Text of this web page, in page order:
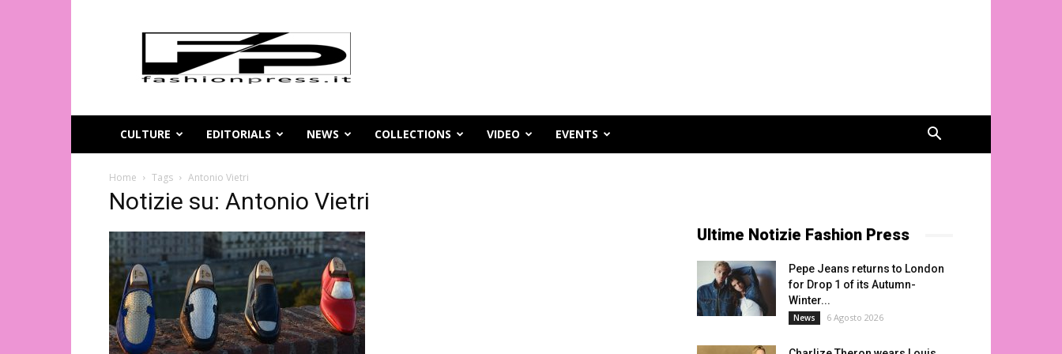
Magazine
moda
online
FashionPress.it
CULTURE
EDITORIALS NEWS COLLECTIONS VIDEO EVENTS
Home Tags Antonio Vietri
Notizie su: Antonio Vietri
Ultime Notizie Fashion Press
Pepe Jeans returns to London
for Drop 1 of its Autumn-
Winter...
News 6 Agosto 2026